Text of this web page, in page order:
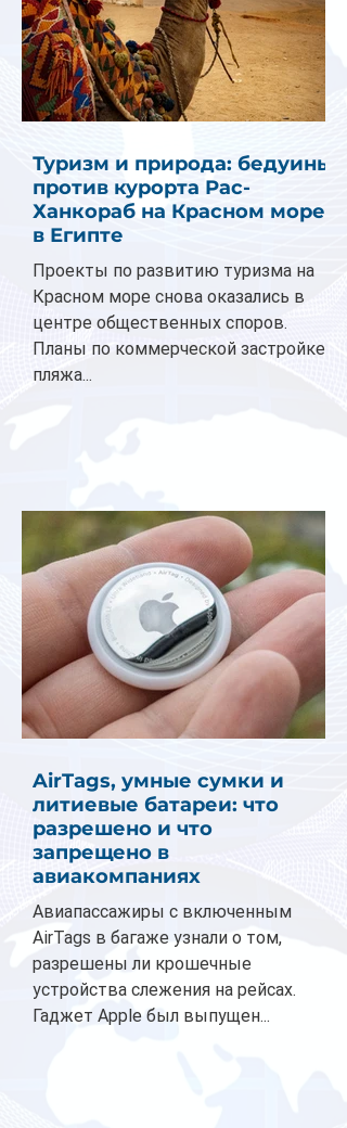
Туризм и природа: бедуины
против курорта Рас-
Ханкораб на Красном море
в Египте
Проекты по развитию туризма на
Красном море снова оказались в
центре общественных споров.
Планы по коммерческой застройке
пляжа...
AirTags, умные сумки и
литиевые батареи: что
разрешено и что
запрещено в
авиакомпаниях
Авиапассажиры с включенным
AirTags в багаже узнали о том,
разрешены ли крошечные
устройства слежения на рейсах.
Гаджет Apple был выпущен...